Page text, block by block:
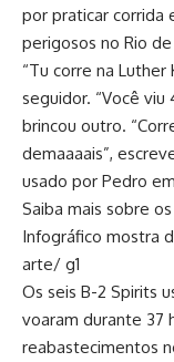
por praticar corrida
perigosos no Rio
“Tu corre na Luther
seguidor. “Você viu
brincou outro.
demaaaais”,
usado por Pedro
Saiba mais sobre
Infográfico mostra
arte/ g1
Os seis B-2 Spirits
voaram durante 37
reabastecimentos